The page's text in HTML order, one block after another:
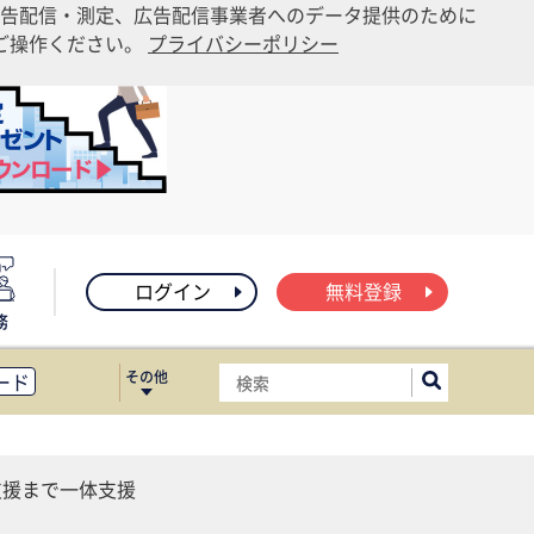
配信・測定、広告配信事業者へのデータ提供のために
作ください。 プライバシーポリシー
ログイン 無料登録
ド
ス移転
その他
まで一体支援